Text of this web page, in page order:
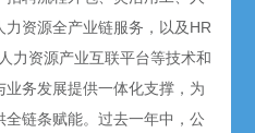
资源全产业链服务，以及HR
力资源产业互联平台等技术和
务发展提供一体化支撑，为
链条赋能。过去一年中，公